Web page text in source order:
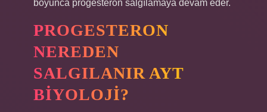
boyunca progesteron salgılamaya devam eder.
PROGESTERON
NEREDEN
SALGILANIR AYT
BIYOLOJI?